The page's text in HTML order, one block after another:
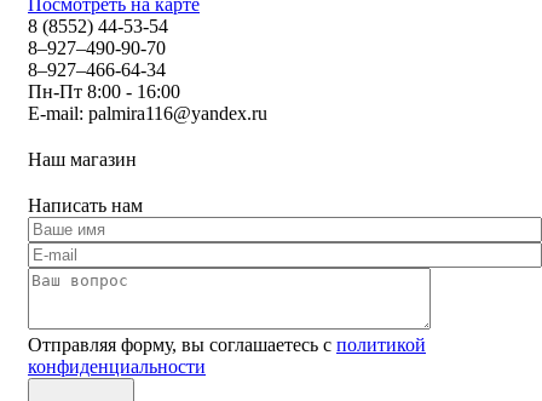
Посмотреть на карте
8 (8552) 44-53-54
8–927–490-90-70
8–927–466-64-34
Пн-Пт 8:00 - 16:00
E-mail: palmira116@yandex.ru
Наш магазин
Написать нам
Отправляя форму, вы соглашаетесь с политикой
конфиденциальности